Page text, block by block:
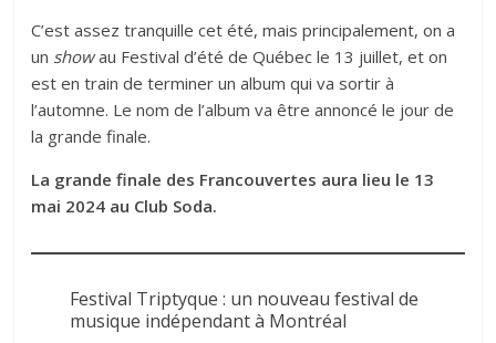
C’est assez tranquille cet été, mais principalement, on a
un showau Festival d’été de Québec le 13 juillet, et on
est en train de terminer un album qui va sortir à
l’automne. Le nom de l’album va être annoncé le jour de
la grande finale.
La grande finale des Francouvertes aura lieu le 13
mai 2024 au Club Soda.
Festival Triptyque : un nouveau festival de
musique indépendant à Montréal